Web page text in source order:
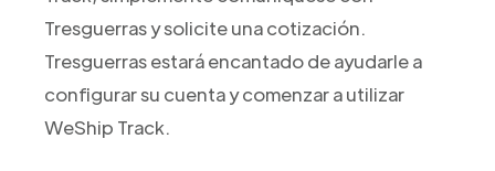
Tresguerras y solicite una cotización.
Tresguerras estará encantado de ayudarle a
configurar su cuenta y comenzar a utilizar
WeShip Track.